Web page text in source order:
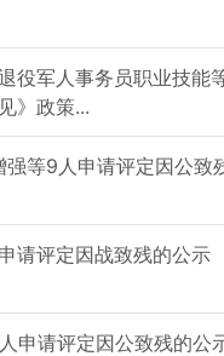
役军人事务员职业技能
》政策...
等9人申请评定因公致
请评定因战致残的公示
申请评定因公致残的公